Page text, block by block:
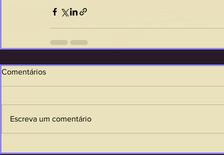
Comentários
Escreva um comentário